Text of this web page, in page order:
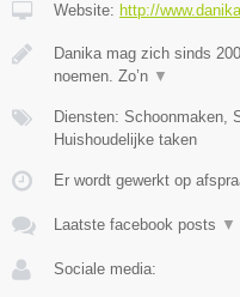
Website: http://
Danika mag zich sinds
noemen. Zo’n ▼
Diensten: Schoonmaken,
Huishoudelijke taken
Er wordt gewerkt op
Laatste facebook posts ▼
Sociale media: